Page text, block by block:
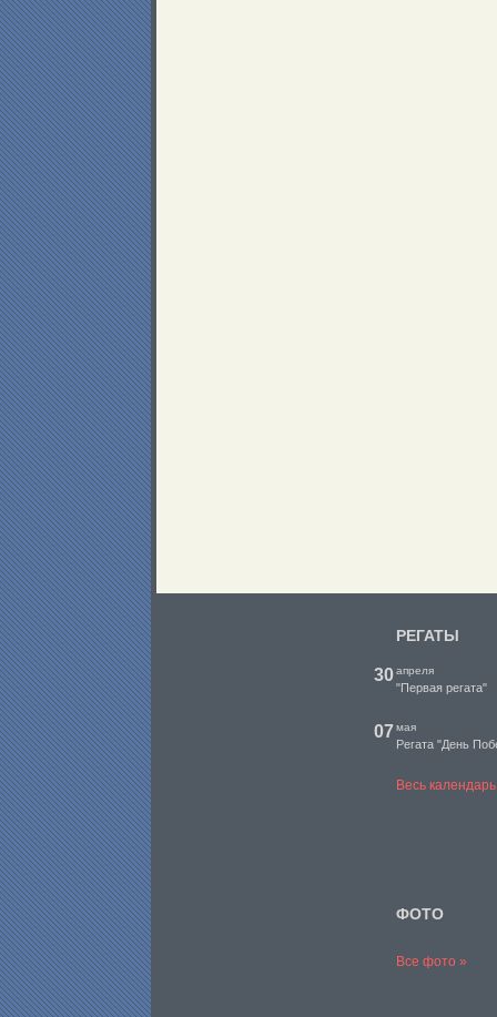
РЕГАТЫ
30апреля
"Первая регата"
07мая
Регата "День
Весь
ФОТО
Все фото »